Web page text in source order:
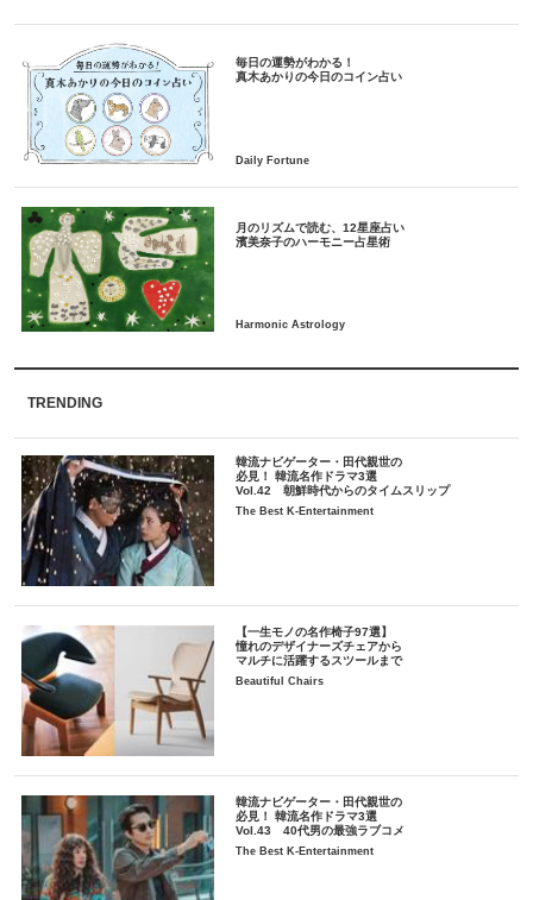
毎日の運勢がわかる！
月のリズムで読む、12星座占い
TRENDING
韓流ナビゲーター・田代親世の
必見！ 韓流名作ドラマ3選
Vol.42 朝鮮時代からのタイムスリップ
The Best K-Entertainment
【一生モノの名作椅子97選】
憧れのデザイナーズチェアから
マルチに活躍するスツールまで
Beautiful Chairs
韓流ナビゲーター・田代親世の
必見！ 韓流名作ドラマ3選
Vol.43 40代男の最強ラブコメ
The Best K-Entertainment